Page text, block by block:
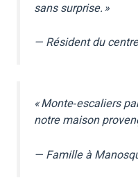
sans surprise. »
— Résident du
« Monte‑escaliers
notre maison
— Famille à